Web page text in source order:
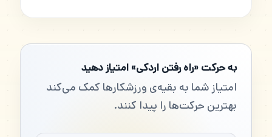
به حرکت «راه رفتن اردکی» امتیاز دهید
امتیاز شما به بقیه‌ی ورزشکارها کمک می‌کند
بهترین حرکت‌ها را پیدا کنند.